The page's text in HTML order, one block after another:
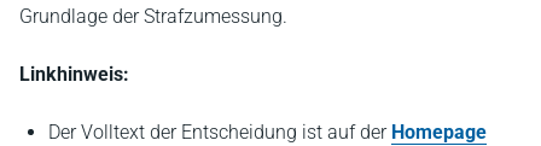
Grundlage der Strafzumessung.
Linkhinweis:
Der Volltext der Entscheidung ist auf der Homepage